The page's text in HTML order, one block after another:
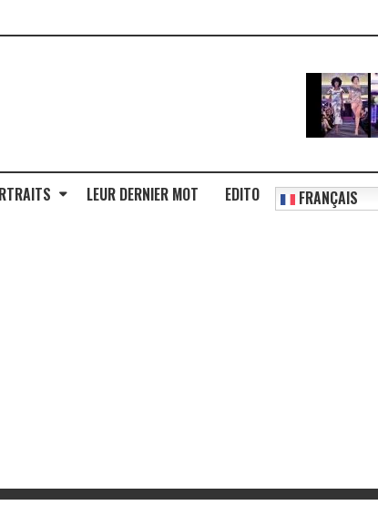
LEUR DERNIER MOT EDITO FRANÇAIS